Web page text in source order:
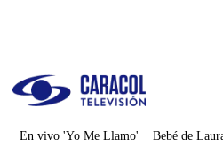
En vivo 'Yo Me Llamo' Bebé de